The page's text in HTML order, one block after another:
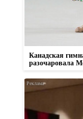
Канадская
разочаровала